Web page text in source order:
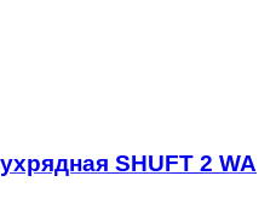
SHUFT 2 WA